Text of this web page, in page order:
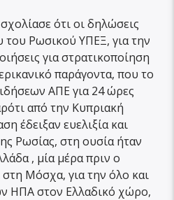
ότι οι δηλώσεις
Ρωσικού ΥΠΕΞ, για την
για στρατικοποίηση
παράγοντα, που το
ΑΠΕ για 24 ώρες
από την Κυπριακή
έδειξαν ευελιξία και
Ρωσίας, στη ουσία ήταν
, μία μέρα πριν ο
Μόσχα, για την όλο και
ΗΠΑ στον Ελλαδικό χώρο,